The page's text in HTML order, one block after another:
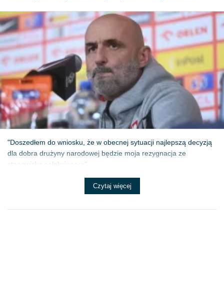
"Doszedłem do wniosku, że w obecnej sytuacji najlepszą decyzją
dla dobra drużyny narodowej będzie moja rezygnacja ze
stanowiska selekcjonera" - ...
Czytaj więcej